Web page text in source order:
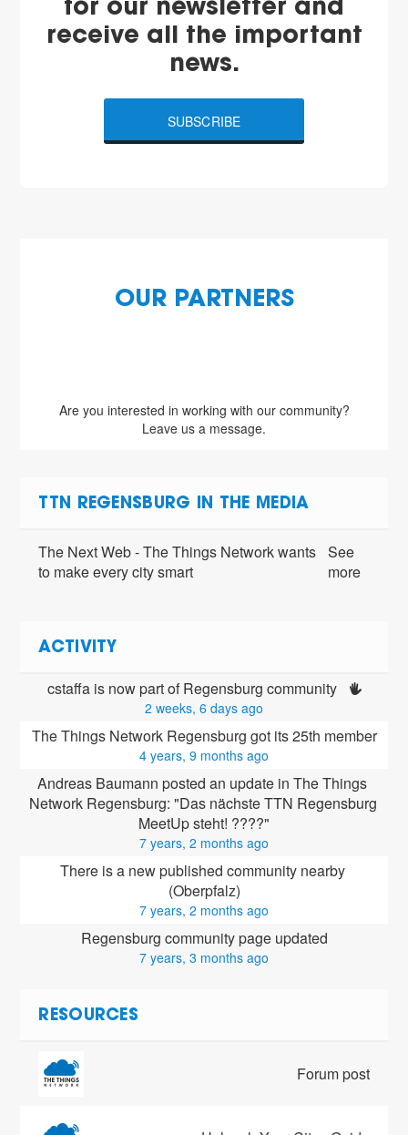
for our newsletter and
receive all the important
news.
SUBSCRIBE
OUR PARTNERS
Are you interested in working with our community?
Leave us a message.
TTN REGENSBURG IN THE MEDIA
The Next Web - The Things Network wants
to make every city smart
See
more
ACTIVITY
cstaffa is now part of Regensburg community
2 weeks, 6 days ago
The Things Network Regensburg got its 25th member
4 years, 9 months ago
Andreas Baumann posted an update in The Things
Network Regensburg: "Das nächste TTN Regensburg
MeetUp steht! ????"
7 years, 2 months ago
There is a new published community nearby
(Oberpfalz)
7 years, 2 months ago
Regensburg community page updated
7 years, 3 months ago
RESOURCES
Forum post